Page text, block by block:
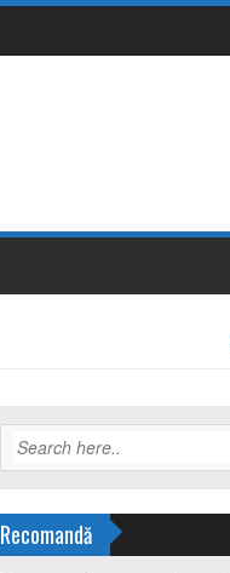
Recomandă